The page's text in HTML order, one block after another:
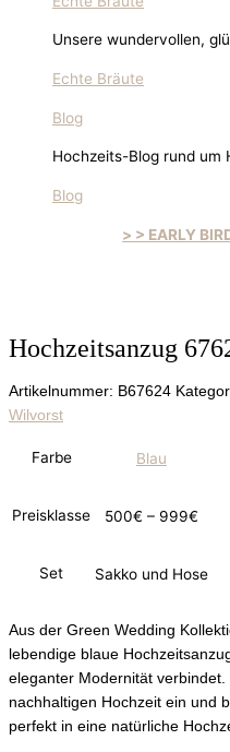
Unsere wundervollen,
Echte Bräute
Blog
Hochzeits-Blog rund um
Blog
> > EARLY
Hochzeitsanzug
Artikelnummer: B67624
Wilvorst
Farbe Blau
Preisklasse 500€ – 999€
Set Sakko und Hose
Aus der Green Wedding
lebendige blaue
eleganter Modernität
nachhaltigen Hochzeit ein und
perfekt in eine natürliche